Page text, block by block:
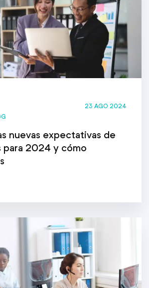
23 AGO 2024
nuevas expectativas de
2024 y cómo